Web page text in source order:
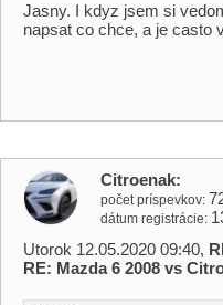
Jasny. I kdyz jsem si
napsat co chce, a je casto
Citroenak
počet príspevkov
dátum registrácie
Utorok 12.05.2020 09:40,
RE: Mazda 6 2008 vs